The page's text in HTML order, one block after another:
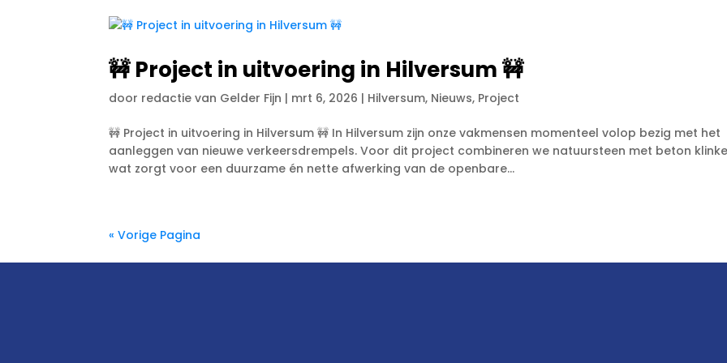
🚧 Project in uitvoering in Hilversum 🚧
door redactie van Gelder Fijn | mrt 6, 2026 | Hilversum, Nieuws, Project
🚧 Project in uitvoering in Hilversum 🚧 In Hilversum zijn onze vakmensen momenteel volop bezig met het
aanleggen van nieuwe verkeersdrempels. Voor dit project combineren we natuursteen met beton
wat zorgt voor een duurzame én nette afwerking van de openbare...
« Vorige Pagina